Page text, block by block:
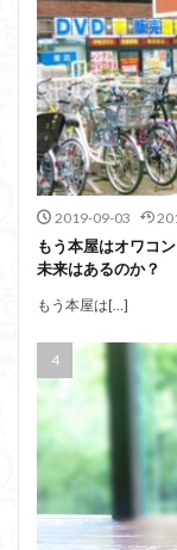
2019-09-03
もう本屋はオワコ
未来はあるのか？
もう本屋は[…]